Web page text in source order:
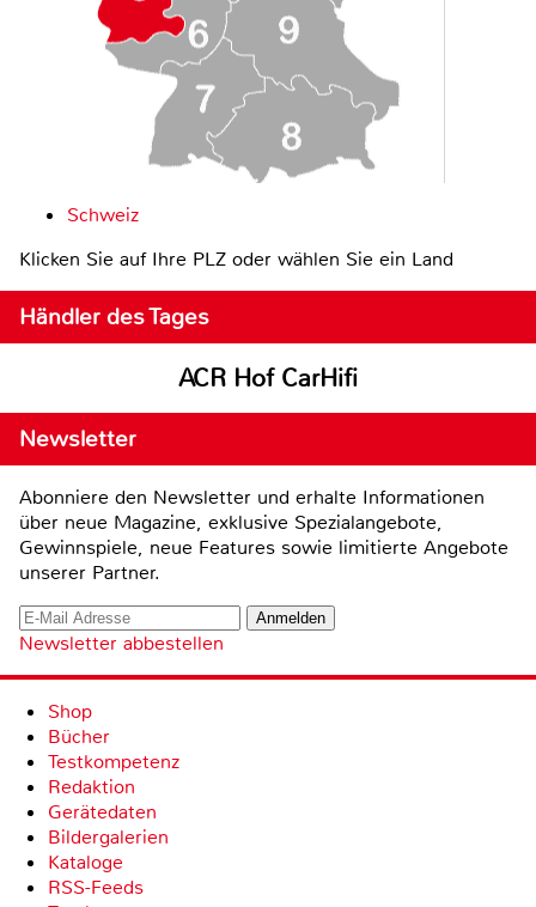
Schweiz
Klicken Sie auf Ihre PLZ oder wählen Sie ein Land
Händler des Tages
ACR Hof CarHifi
Newsletter
Abonniere den Newsletter und erhalte Informationen
über neue Magazine, exklusive Spezialangebote,
Gewinnspiele, neue Features sowie limitierte Angebote
unserer Partner.
Newsletter abbestellen
Shop
Bücher
Testkompetenz
Redaktion
Gerätedaten
Bildergalerien
Kataloge
RSS-Feeds